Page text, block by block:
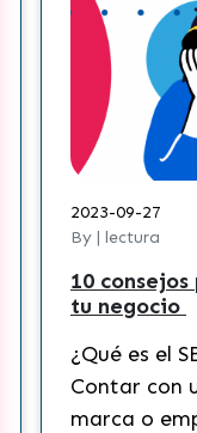
2023-09-27
By | lectura
10
tu negocio
¿Qué es el
Contar con
marca o